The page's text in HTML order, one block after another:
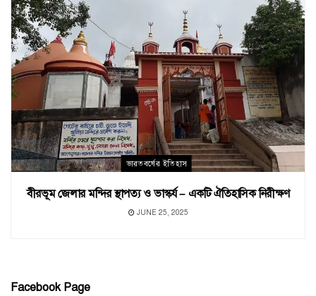
ভারতবর্ষের ইতিহাস
বীরভূম জেলার মন্দির স্থাপত্য ও ভাস্কর্য – একটি ঐতিহাসিক নিরীক্ষণ
JUNE 25, 2025
Facebook Page